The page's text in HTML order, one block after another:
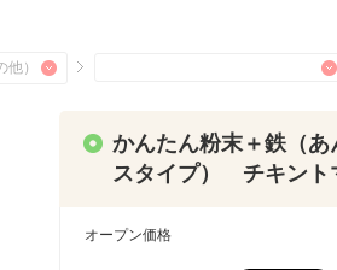
かんたん粉末＋鉄（あ
スタイプ） チキント
オープン価格